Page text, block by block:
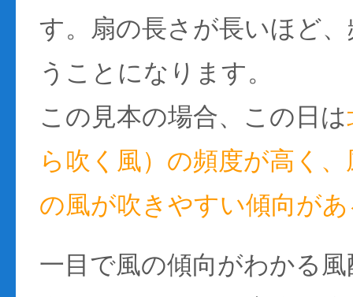
す。扇の長さが長いほど
うことになります。
この見本の場合、この日は
ら吹く風）の頻度が高く
の風が吹きやすい傾向が
一目で風の傾向がわかる